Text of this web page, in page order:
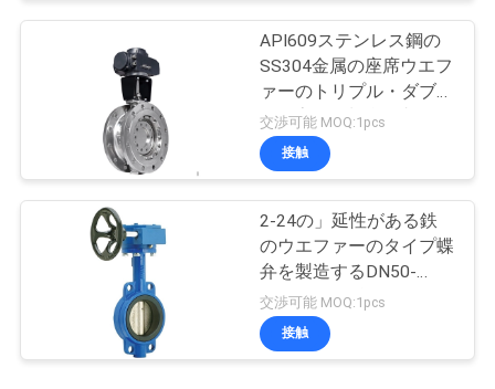
API609ステンレス鋼の
SS304金属の座席ウエフ
ァーのトリプル・ダブル
は風変りな蝶弁を相殺し
た
交渉可能 MOQ:1pcs
接触
2-24の」延性がある鉄
のウエファーのタイプ蝶
弁を製造するDN50-
DN600 OEM弁
交渉可能 MOQ:1pcs
接触